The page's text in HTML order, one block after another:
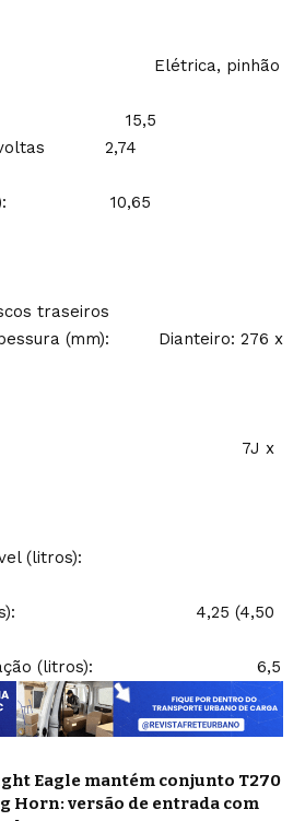
pinhão
15,5
voltas 2,74
(m): 10,65
traseiros
(mm): Dianteiro: 276 x
7J x
(litros):
(litros): 4,25 (4,50
(litros): 6,5
Eagle mantém conjunto T270
Horn: versão de entrada com